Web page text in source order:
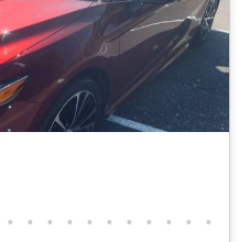
• • • • • • • • • • •